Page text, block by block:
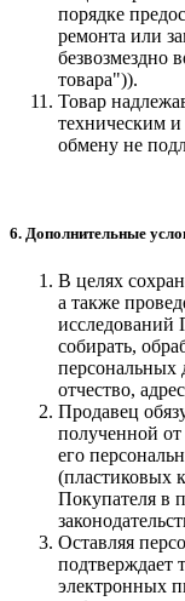
порядке
ремонта или
безвозмездно
товара")).
Товар
техническим и
обмену не
6. Дополнительные
В целях
а также
исследований
собирать,
отчество,
Продавец
полученной
его
(пластиковых
Покупателя в
Оставляя
подтверждает
электронных